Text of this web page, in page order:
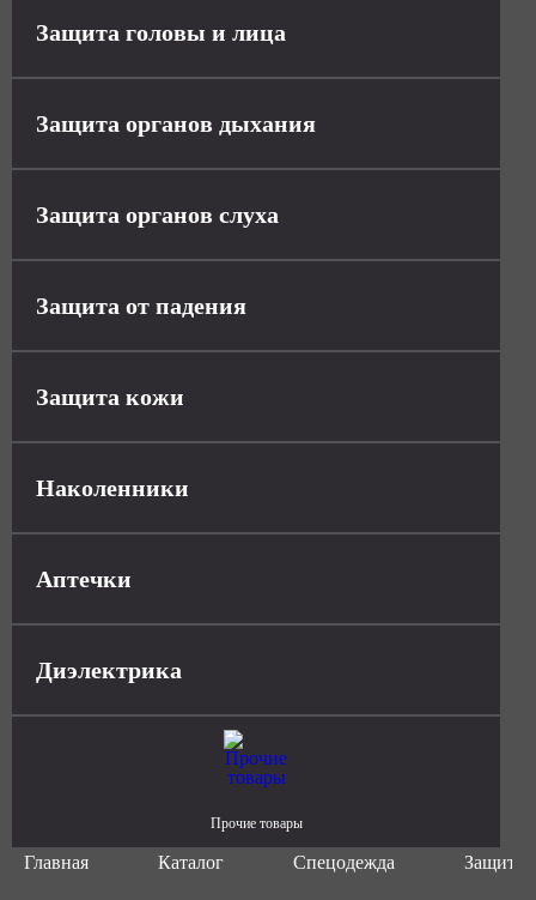
Защита головы и лица
Защита органов дыхания
Защита органов слуха
Защита от падения
Защита кожи
Наколенники
Аптечки
Диэлектрика
Прочие товары
Главная Каталог Спецодежда